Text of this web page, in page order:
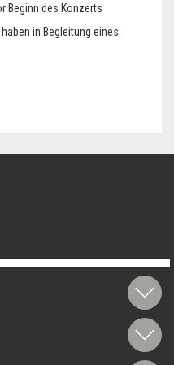
Beginn des Konzerts
in Begleitung eines